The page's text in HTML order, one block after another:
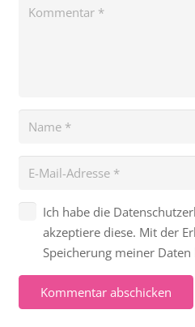
Ich habe die
akzeptiere diese. Mit der
Speicherung meiner
Kommentar abschicken